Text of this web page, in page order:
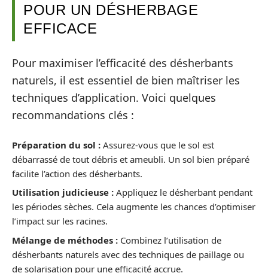
POUR UN DÉSHERBAGE
EFFICACE
Pour maximiser l’efficacité des désherbants
naturels, il est essentiel de bien maîtriser les
techniques d’application. Voici quelques
recommandations clés :
Préparation du sol : Assurez-vous que le sol est
débarrassé de tout débris et ameubli. Un sol bien préparé
facilite l’action des désherbants.
Utilisation judicieuse : Appliquez le désherbant pendant
les périodes sèches. Cela augmente les chances d’optimiser
l’impact sur les racines.
Mélange de méthodes : Combinez l’utilisation de
désherbants naturels avec des techniques de paillage ou
de solarisation pour une efficacité accrue.